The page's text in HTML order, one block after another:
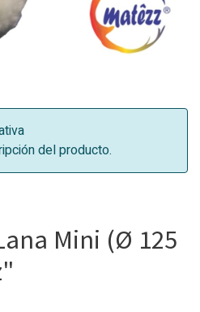
del producto.
Mini (Ø 125